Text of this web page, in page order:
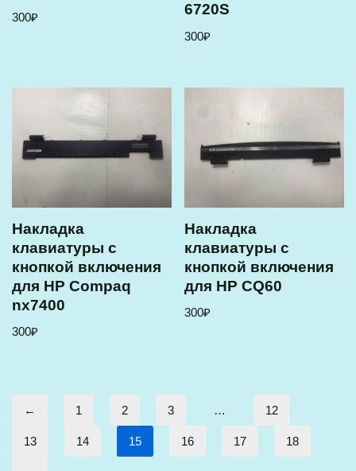
300₽
6720S
300₽
Накладка
клавиатуры с
кнопкой включения
для HP Compaq
nx7400
300₽
Накладка
клавиатуры с
кнопкой включения
для HP CQ60
300₽
← 1 2 3 … 12
13 14 15 16 17 18